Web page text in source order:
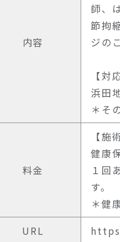
内容
師、
節拘
ジの
【対
浜田
＊そ
料金
【施
健康
１回
す。
＊健
URL